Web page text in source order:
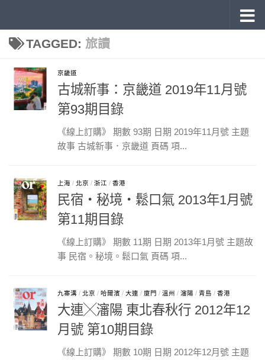
TAGGED: 旅讀
京畿道
古城新事：京畿道 2019年11月號
第93期目錄
《線上訂購》 期數 93期 日期 2019年11月號 主題
故事 古城新事．京畿道 頁碼 項...
上海 / 北京 / 浙江 / 香港
民宿‧秘境‧鬆口氣 2013年1月號
第11期目錄
《線上訂購》 期數 11期 日期 2013年1月號 主題故
事 民宿。秘境。鬆口氣 頁碼 項...
九寨溝 / 北京 / 哈爾濱 / 大連 / 廈門 / 溫州 / 瀋陽 / 青島 / 香港
大連╳瀋陽 東北春秋行 2012年12
月號 第10期目錄
《線上訂購》 期數 10期 日期 2012年12月號 主題